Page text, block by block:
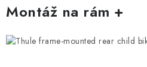
Montáž na rám +